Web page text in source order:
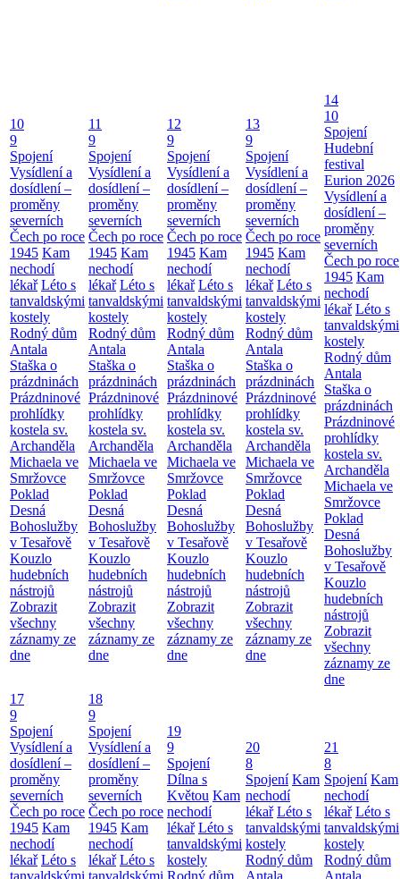
10
9
Spojení
Vysídlení a
dosídlení –
proměny
severních
Čech po roce
1945 Kam
nechodí
lékař Léto s
tanvaldskými
kostely
Rodný dům
Antala
Staška o
prázdninách
Prázdninové
prohlídky
kostela sv.
Archanděla
Michaela ve
Smržovce
Poklad
Desná
Bohoslužby
v Tesařově
Kouzlo
hudebních
nástrojů
Zobrazit
všechny
záznamy ze
dne
11
9
Spojení
Vysídlení a
dosídlení –
proměny
severních
Čech po roce
1945 Kam
nechodí
lékař Léto s
tanvaldskými
kostely
Rodný dům
Antala
Staška o
prázdninách
Prázdninové
prohlídky
kostela sv.
Archanděla
Michaela ve
Smržovce
Poklad
Desná
Bohoslužby
v Tesařově
Kouzlo
hudebních
nástrojů
Zobrazit
všechny
záznamy ze
dne
12
9
Spojení
Vysídlení a
dosídlení –
proměny
severních
Čech po roce
1945 Kam
nechodí
lékař Léto s
tanvaldskými
kostely
Rodný dům
Antala
Staška o
prázdninách
Prázdninové
prohlídky
kostela sv.
Archanděla
Michaela ve
Smržovce
Poklad
Desná
Bohoslužby
v Tesařově
Kouzlo
hudebních
nástrojů
Zobrazit
všechny
záznamy ze
dne
13
9
Spojení
Vysídlení a
dosídlení –
proměny
severních
Čech po roce
1945 Kam
nechodí
lékař Léto s
tanvaldskými
kostely
Rodný dům
Antala
Staška o
prázdninách
Prázdninové
prohlídky
kostela sv.
Archanděla
Michaela ve
Smržovce
Poklad
Desná
Bohoslužby
v Tesařově
Kouzlo
hudebních
nástrojů
Zobrazit
všechny
záznamy ze
dne
14
10
Spojení
Hudební
festival
Eurion 2026
Vysídlení a
dosídlení –
proměny
severních
Čech po roce
1945 Kam
nechodí
lékař Léto s
tanvaldskými
kostely
Rodný dům
Antala
Staška o
prázdninách
Prázdninové
prohlídky
kostela sv.
Archanděla
Michaela ve
Smržovce
Poklad
Desná
Bohoslužby
v Tesařově
Kouzlo
hudebních
nástrojů
Zobrazit
všechny
záznamy ze
dne
17
9
Spojení
Vysídlení a
dosídlení –
proměny
severních
Čech po roce
1945 Kam
nechodí
lékař Léto s
tanvaldskými
18
9
Spojení
Vysídlení a
dosídlení –
proměny
severních
Čech po roce
1945 Kam
nechodí
lékař Léto s
tanvaldskými
19
9
Spojení
Dílna s
Květou Kam
nechodí
lékař Léto s
tanvaldskými
kostely
Rodný dům
20
8
Spojení Kam
nechodí
lékař Léto s
tanvaldskými
kostely
Rodný dům
Antala
21
8
Spojení Kam
nechodí
lékař Léto s
tanvaldskými
kostely
Rodný dům
Antala